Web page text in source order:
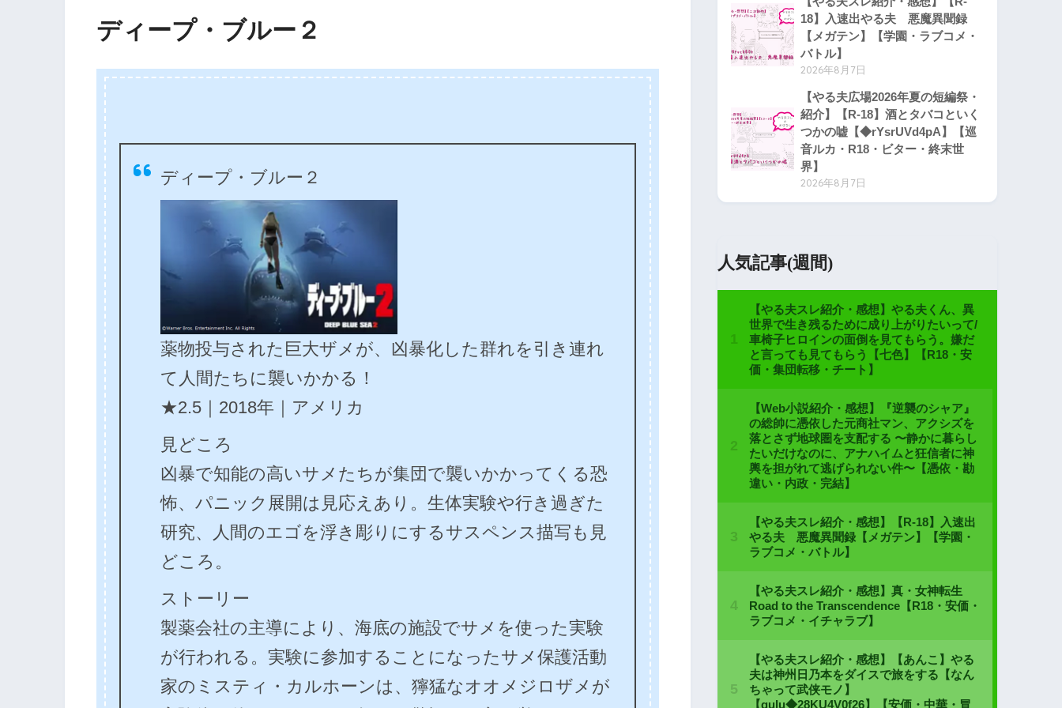
ディープ・ブルー２
ディープ・ブルー２
薬物投与された巨大ザメが、凶暴化した群れを引き連れ
て人間たちに襲いかかる！
★2.5｜2018年｜アメリカ
見どころ
凶暴で知能の高いサメたちが集団で襲いかかってくる恐
怖、パニック展開は見応えあり。生体実験や行き過ぎた
研究、人間のエゴを浮き彫りにするサスペンス描写も見
どころ。
ストーリー
製薬会社の主導により、海底の施設でサメを使った実験
が行われる。実験に参加することになったサメ保護活動
家のミスティ・カルホーンは、獰猛なオオメジロザメが
18】入速出やる夫 悪魔異聞録
【メガテン】【学園・ラブコメ・
バトル】
2026年8月7日
【やる夫広場2026年夏の短編祭・
紹介】【R-18】酒とタバコといく
つかの嘘【◆rYsrUVd4pA】【巡
音ルカ・R18・ビター・終末世
界】
2026年8月7日
人気記事(週間)